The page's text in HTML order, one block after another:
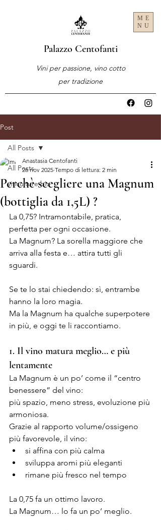
ME
NU
Palazzo Centofanti
Vini per passione, vino cotto
per tradizione
Post
All Posts
viticulture bio
All Posts
Perchè scegliere una Magnum
(bottiglia da 1,5L) ?
Anastasia Centofanti
26 nov 2025 Tempo di lettura: 2 min
La 0,75? Intramontabile, pratica,
perfetta per ogni occasione.
La Magnum? La sorella maggiore che
arriva alla festa e… attira tutti gli
sguardi.
Se te lo stai chiedendo: sì, entrambe
hanno la loro magia.
Ma la Magnum ha qualche superpotere
in più, e oggi te li raccontiamo.
1. Il vino matura meglio… e più
lentamente
La Magnum è un po’ come il “centro
benessere” del vino:
più spazio, meno stress, evoluzione più
armoniosa.
Grazie al rapporto volume/ossigeno
più favorevole, il vino:
si affina con più calma
sviluppa aromi più eleganti
rimane più fresco nel tempo
La 0,75 fa un ottimo lavoro.
La Magnum… lo fa un po’ meglio.